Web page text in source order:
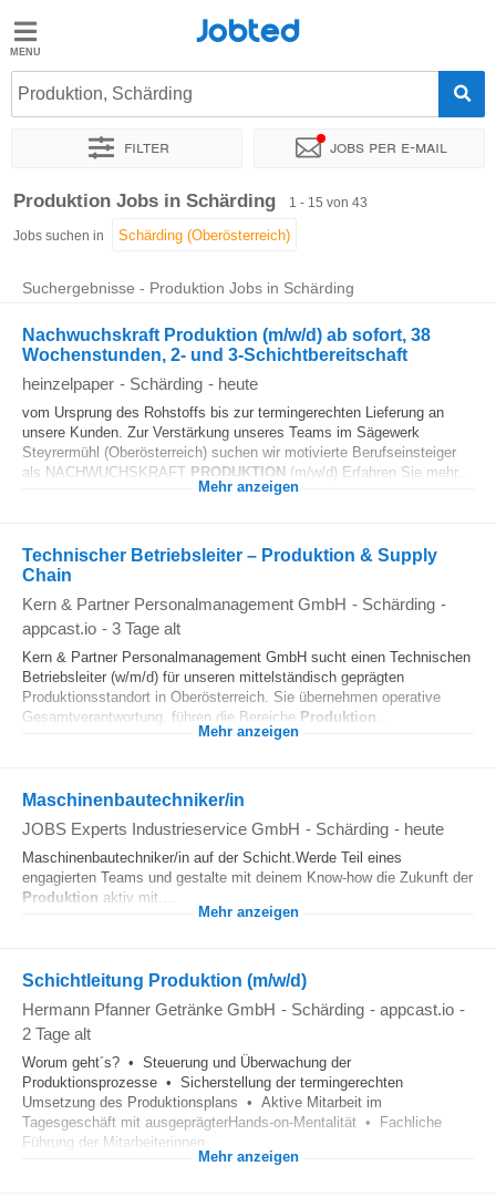
Jobted
Jobs
Jobted
Produktion, Schärding
Filter Jobs per e-mail
Sortieren nach Genauer Standort Unternehmen
Produktion Jobs in Schärding 1 - 15 von 43
Jobs suchen in
Suchergebnisse - Produktion Jobs in Schärding
Nachwuchskraft Produktion (m/w/d) ab sofort, 38
Wochenstunden, 2- und 3-Schichtbereitschaft
heinzelpaper - Schärding - heute
vom Ursprung des Rohstoffs bis zur termingerechten Lieferung an
unsere Kunden. Zur Verstärkung unseres Teams im Sägewerk
Steyrermühl (Oberösterreich) suchen wir motivierte Berufseinsteiger
als NACHWUCHSKRAFT PRODUKTION (m/w/d) Erfahren Sie mehr...
Mehr anzeigen
Technischer Betriebsleiter – Produktion & Supply
Chain
Kern & Partner Personalmanagement GmbH - Schärding -
appcast.io - 3 Tage alt
Kern & Partner Personalmanagement GmbH sucht einen Technischen
Betriebsleiter (w/m/d) für unseren mittelständisch geprägten
Produktionsstandort in Oberösterreich. Sie übernehmen operative
Gesamtverantwortung, führen die Bereiche Produktion
Mehr anzeigen
Maschinenbautechniker/in
JOBS Experts Industrieservice GmbH - Schärding - heute
Maschinenbautechniker/in auf der Schicht.Werde Teil eines
engagierten Teams und gestalte mit deinem Know-how die Zukunft der
Produktion aktiv mit....
Mehr anzeigen
Schichtleitung Produktion (m/w/d)
Hermann Pfanner Getränke GmbH - Schärding - appcast.io -
2 Tage alt
Worum geht´s? • Steuerung und Überwachung der
Produktionsprozesse • Sicherstellung der termingerechten
Umsetzung des Produktionsplans • Aktive Mitarbeit im
Tagesgeschäft mit ausgeprägterHands-on-Mentalität • Fachliche
Führung der Mitarbeiterinnen...
Mehr anzeigen